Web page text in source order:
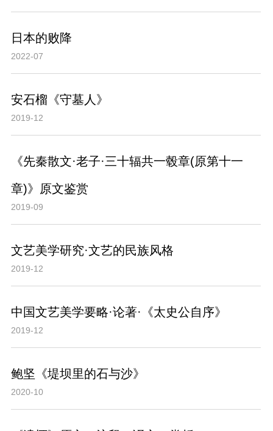
日本的败降
2022-07
安石榴《守墓人》
2019-12
《先秦散文·老子·三十辐共一毂章(原第十一
章)》原文鉴赏
2019-09
文艺美学研究·文艺的民族风格
2019-12
中国文艺美学要略·论著·《太史公自序》
2019-12
鲍坚《堤坝里的石与沙》
2020-10